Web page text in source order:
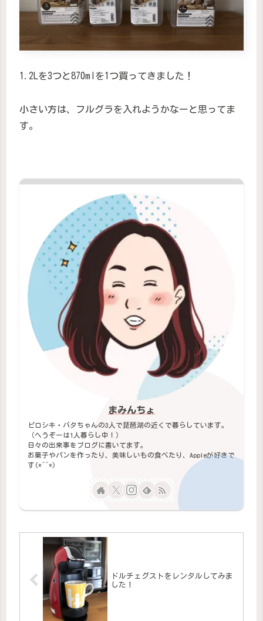
1.2Lを3つと870mlを1つ買ってきました！
小さい方は、フルグラを入れようかなーと思ってま
す。
まみんちょ
ピロシキ・バタちゃんの3人で琵琶湖の近くで暮らしています。
（へうぞーは1人暮らし中！）
日々の出来事をブログに書いてます。
お菓子やパンを作ったり、美味しいもの食べたり、Appleが好きで
す(*^^*)
ドルチェグストをレンタルしてみま
した！